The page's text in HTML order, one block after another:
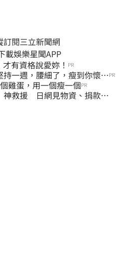
閱三立新聞網
星動態 即刻下載娛樂星聞APP
有資格說愛妳！ PR
一週，腰細了，瘦到你懷疑PR
雞蛋，用一個瘦一個PR
神救援 日網見物資、捐款